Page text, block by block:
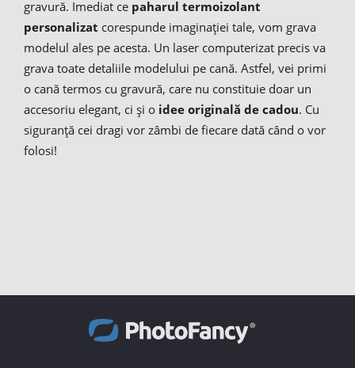
gravură. Imediat ce paharul termoizolant
personalizat corespunde imaginației tale, vom grava
modelul ales pe acesta. Un laser computerizat precis va
grava toate detaliile modelului pe cană. Astfel, vei primi
o cană termos cu gravură, care nu constituie doar un
accesoriu elegant, ci și o idee originală de cadou. Cu
siguranță cei dragi vor zâmbi de fiecare dată când o vor
folosi!